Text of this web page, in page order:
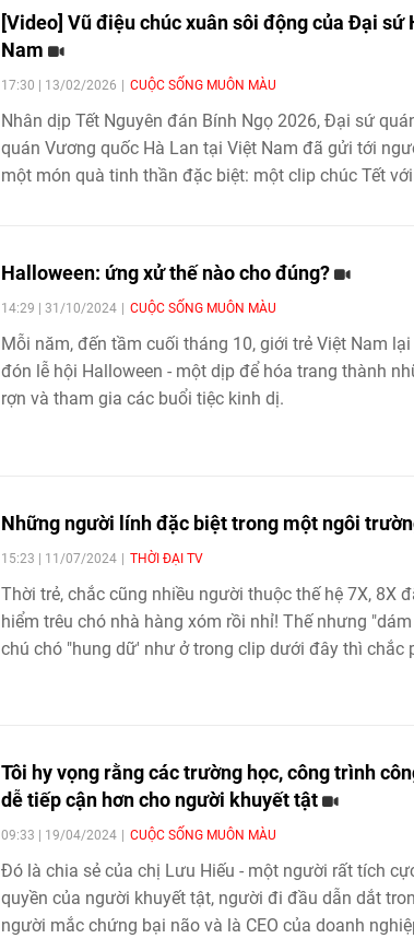
[Video] Vũ điệu chúc xuân sôi động của Đại sứ
Nam
17:30 | 13/02/2026 CUỘC SỐNG MUÔN MÀU
Nhân dịp Tết Nguyên đán Bính Ngọ 2026, Đại sứ
quán Vương quốc Hà Lan tại Việt Nam đã gửi tới
một món quà tinh thần đặc biệt: một clip chúc Tết
Halloween: ứng xử thế nào cho đúng?
14:29 | 31/10/2024 CUỘC SỐNG MUÔN MÀU
Mỗi năm, đến tầm cuối tháng 10, giới trẻ Việt Nam
đón lễ hội Halloween - một dịp để hóa trang thành
rợn và tham gia các buổi tiệc kinh dị.
Những người lính đặc biệt trong một ngôi
15:23 | 11/07/2024 THỜI ĐẠI TV
Thời trẻ, chắc cũng nhiều người thuộc thế hệ 7X, 8X
hiểm trêu chó nhà hàng xóm rồi nhỉ! Thế nhưng
chú chó "hung dữ' như ở trong clip dưới đây thì chắc
Tôi hy vọng rằng các trường học, công trình
dễ tiếp cận hơn cho người khuyết tật
09:33 | 19/04/2024 CUỘC SỐNG MUÔN MÀU
Đó là chia sẻ của chị Lưu Hiếu - một người rất tích
quyền của người khuyết tật, người đi đầu dẫn dắt
người mắc chứng bại não và là CEO của doanh